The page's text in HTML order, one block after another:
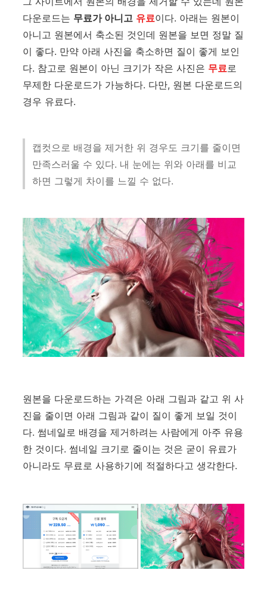
다운로드는 무료가 아니고 유료이다. 아래는 원본이
아니고 원본에서 축소된 것인데 원본을 보면 정말 질
이 좋다. 만약 아래 사진을 축소하면 질이 좋게 보인
다. 참고로 원본이 아닌 크기가 작은 사진은 무료로
무제한 다운로드가 가능하다. 다만, 원본 다운로드의
경우 유료다.
캡컷으로 배경을 제거한 위 경우도 크기를 줄이면
만족스러울 수 있다. 내 눈에는 위와 아래를 비교
하면 그렇게 차이를 느낄 수 없다.
원본을 다운로드하는 가격은 아래 그림과 같고 위 사
진을 줄이면 아래 그림과 같이 질이 좋게 보일 것이
다. 썸네일로 배경을 제거하려는 사람에게 아주 유용
한 것이다. 썸네일 크기로 줄이는 것은 굳이 유료가
아니라도 무료로 사용하기에 적절하다고 생각한다.